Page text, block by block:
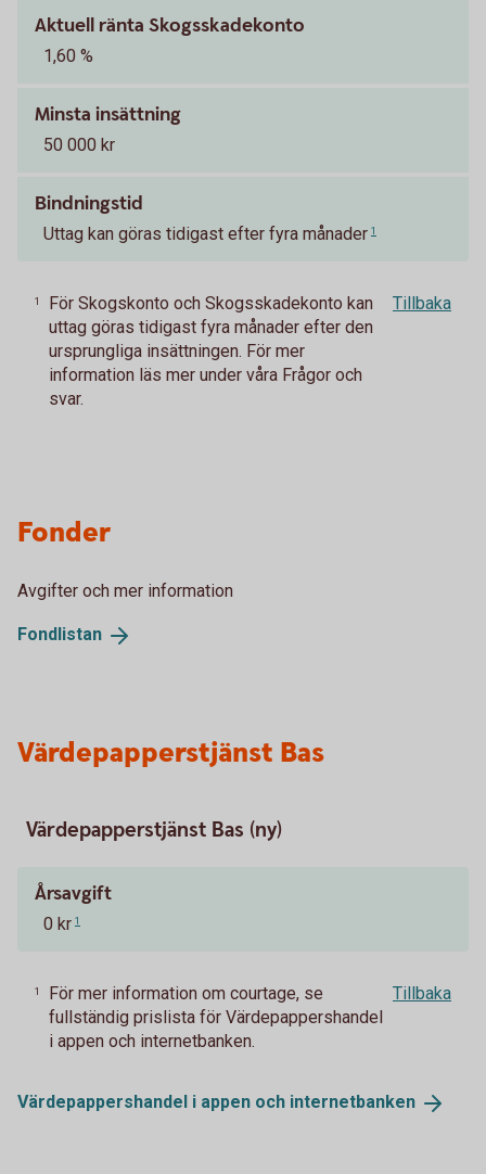
Aktuell ränta Skogsskadekonto
1,60 %
Minsta insättning
50 000 kr
Bindningstid
Uttag kan göras tidigast efter fyra månader 1
1
För Skogskonto och Skogsskadekonto kan
uttag göras tidigast fyra månader efter den
ursprungliga insättningen. För mer
information läs mer under våra Frågor och
svar.
Tillbaka
Fonder
Avgifter och mer information
Fondlistan
Värdepapperstjänst Bas
Värdepapperstjänst Bas (ny)
Årsavgift
0 kr 1
1
För mer information om courtage, se
fullständig prislista för Värdepappershandel
i appen och internetbanken.
Tillbaka
Värdepappershandel i appen och internetbanken